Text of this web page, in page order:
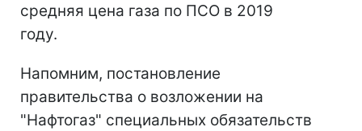
средняя цена газа по ПСО в 2019
году.
Напомним, постановление
правительства о возложении на
"Нафтогаз" специальных обязательств